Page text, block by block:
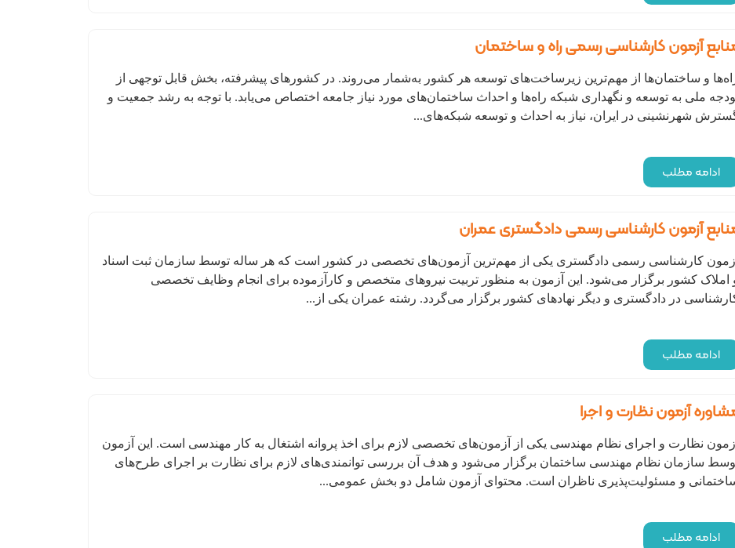
آزمون کارشناسی رسمی راه و ساختمان
و ساختمان‌ها از مهم‌ترین زیرساخت‌های توسعه هر کشور به‌شمار می‌روند. در کشورهای پیشرفته، بخش قابل توجهی از
ملی به توسعه و نگهداری شبکه راه‌ها و احداث ساختمان‌های مورد نیاز جامعه اختصاص می‌یابد. با توجه به رشد جمعیت و
شهرنشینی در ایران، نیاز به احداث و توسعه شبکه‌های...
ادامه مطلب
آزمون کارشناسی رسمی دادگستری عمران
آزمون کارشناسی رسمی دادگستری یکی از مهم‌ترین آزمون‌های تخصصی در کشور است که هر ساله توسط سازمان ثبت اسناد
املاک کشور برگزار می‌شود. این آزمون به منظور تربیت نیروهای متخصص و کارآزموده برای انجام وظایف تخصصی
در دادگستری و دیگر نهادهای کشور برگزار می‌گردد. رشته عمران یکی از...
ادامه مطلب
آزمون نظارت و اجرا
آزمون نظارت و اجرای نظام مهندسی یکی از آزمون‌های تخصصی لازم برای اخذ پروانه اشتغال به کار مهندسی است. این آزمون
سازمان نظام مهندسی ساختمان برگزار می‌شود و هدف آن بررسی توانمندی‌های لازم برای نظارت بر اجرای طرح‌های
و مسئولیت‌پذیری ناظران است. محتوای آزمون شامل دو بخش عمومی...
ادامه مطلب